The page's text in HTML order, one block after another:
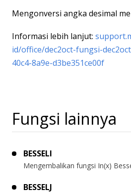
Mengonversi angka desimal
Informasi lebih lanjut:
id/office/dec2oct-fungsi-
40c4-8a9e-d3be351ce00f
Fungsi lainnya
BESSELI
Mengembalikan fungsi In(x)
BESSELJ